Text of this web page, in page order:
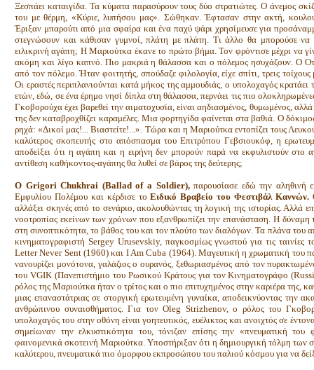
Ξεσπάει καταιγίδα. Τα κύματα παρασύρουν τους δύο στρατιώτες. Ο άνεμος
του με θέρμη, «Κύριε, λυπήσου μας». Σώθηκαν. Έφτασαν στην ακτή,
Έριξαν μπαρούτι από μια σφαίρα και ένα παχύ ψάρι χρησίμευσε για
στεγνώσουν και κάθισαν γυμνοί, πλάτη με πλάτη. Τι άλλο θα μπορούσε
ειλικρινή αγάπη; Η Μαριούτκα έκανε το πρώτο βήμα. Τον φρόντισε μέχρι να
ακόμη και λίγο καπνό. Πιο μακριά η θάλασσα και ο πόλεμος ησυχάζουν. Ο
από τον πόλεμο. Ήταν φοιτητής, σπούδαζε φιλολογία, είχε σπίτι, τρεις
Οι εραστές περιπλανιούνται κατά μήκος της αμμουδιάς, ο υπολοχαγός
ετών, εδώ, σε ένα έρημο νησί δίπλα στη θάλασσα, περνάει τις πιο
Γκοβορούχα έχει βαρεθεί την αιματοχυσία, είναι αηδιασμένος, θυμωμένος,
της δεν καταβροχθίζει καραμέλες. Μια φορτηγίδα φαίνεται στα βαθιά. Ο
ρηχά: «Δικοί μας!... Βιαστείτε!...». Τώρα και η Μαριούτκα εντοπίζει τους
καλύτερος σκοπευτής στο απόσπασμα του Επιτρόπου Γεβσιουκόφ, η
αποδείξει ότι η αγάπη και η ειρήνη δεν μπορούν παρά να εκφυλιστούν στο
αντίθεση καθήκοντος-αγάπης θα λυθεί σε βάρος της δεύτερης;
Ο Grigori Chukhrai (Ballad of a Soldier),παρουσίασε εδώ την αληθινή
Εμφυλίου Πολέμου και κέρδισε τοΕιδικό Βραβείο του Φεστιβάλ Καννών.
αλλάξει σκηνές από το σενάριο, ακολουθώντας τη λογική της ιστορίας. Αλλά
νοοτροπίας εκείνων των χρόνων που εξανθρωπίζει την επανάσταση. Η
στη συνοπτικότητα, το βάθος του και τον πλούτο των διαλόγων. Τα πλάνα του
κινηματογραφιστή Sergey Urusevskiy, παγκοσμίως γνωστού για τις
Letter Never Sent (1960) και I Am Cuba (1964). Μαγευτική η χρωματική του
νανουρίζει μονότονα, γαλάζιος ο ουρανός, ξεθωριασμένος από τον
του VGIK (Πανεπιστήμιο του Ρωσικού Κράτους για τον Κινηματογράφο
ρόλος της Μαριούτκα ήταν ο τρίτος και ο πιο επιτυχημένος στην καριέρα της,
μιας επαναστάτριας σε στοργική ερωτευμένη γυναίκα, αποδεικνύοντας την
ανθρώπινου συναισθήματος. Για τον Oleg Strizhenov, ο ρόλος του
υπολοχαγός του στην οθόνη είναι γοητευτικός, ευέλικτος και ανοιχτός σε
σημείωναν την ελκυστικότητα του, τόνιζαν επίσης την «πνευματική
φαινομενικά σκοτεινή Μαριούτκα. Υποστήριξαν ότι η δημιουργική τόλμη των
καλύτερου, πνευματικά πιο όμορφου εκπροσώπου του παλιού κόσμου για να